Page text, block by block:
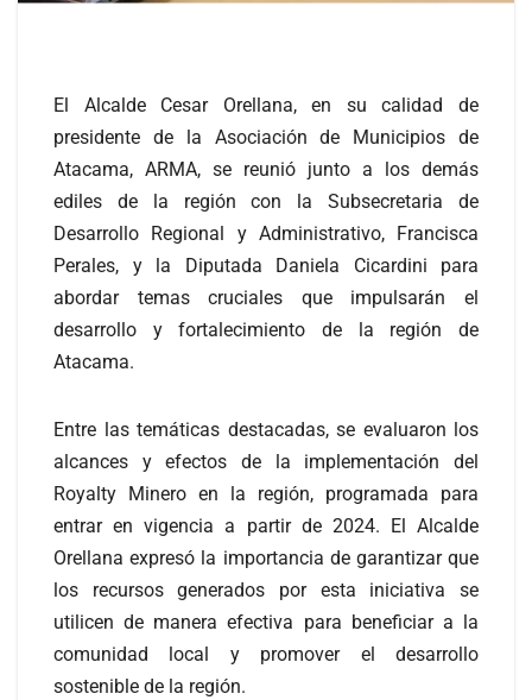
El Alcalde Cesar Orellana, en su calidad de
presidente de la Asociación de Municipios de
Atacama, ARMA, se reunió junto a los demás
ediles de la región con la Subsecretaria de
Desarrollo Regional y Administrativo, Francisca
Perales, y la Diputada Daniela Cicardini para
abordar temas cruciales que impulsarán el
desarrollo y fortalecimiento de la región de
Atacama.
Entre las temáticas destacadas, se evaluaron los
alcances y efectos de la implementación del
Royalty Minero en la región, programada para
entrar en vigencia a partir de 2024. El Alcalde
Orellana expresó la importancia de garantizar que
los recursos generados por esta iniciativa se
utilicen de manera efectiva para beneficiar a la
comunidad local y promover el desarrollo
sostenible de la región.